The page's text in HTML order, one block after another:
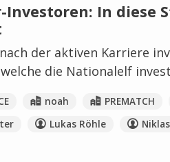
Investoren: In diese
der aktiven Karriere
die Nationalelf
noah PREMATCH
Lukas Röhle